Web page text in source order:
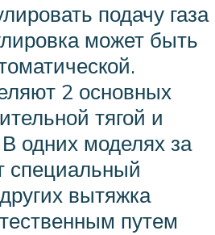
подачу газа
может быть
2 основных
тягой и
одних моделях за
специальный
вытяжка
путем